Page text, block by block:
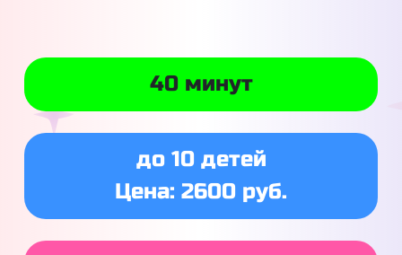
40 минут
до 10 детей
Цена: 2600 руб.